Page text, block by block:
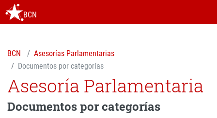
BCN
BCN
Asesorías Parlamentarias
Documentos por categorías
Asesoría Parlamentaria
Documentos por categorías